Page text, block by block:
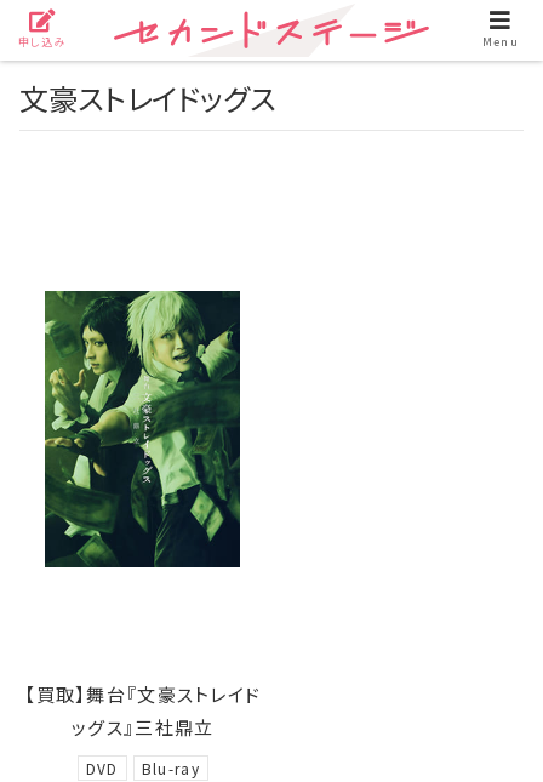
文豪ストレイドッグス
【買取】舞台『文豪ストレイド
ッグス』三社鼎立
DVD Blu-ray
申し込み Menu